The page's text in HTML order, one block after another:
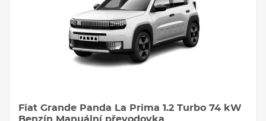
Fiat Grande Panda La Prima 1.2 Turbo 74 kW
Benzín Manuální převodovka